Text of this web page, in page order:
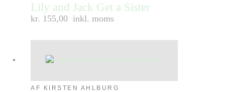
Lily and Jack Get a Sister
kr. 155,00 inkl. moms
AF KIRSTEN AHLBURG